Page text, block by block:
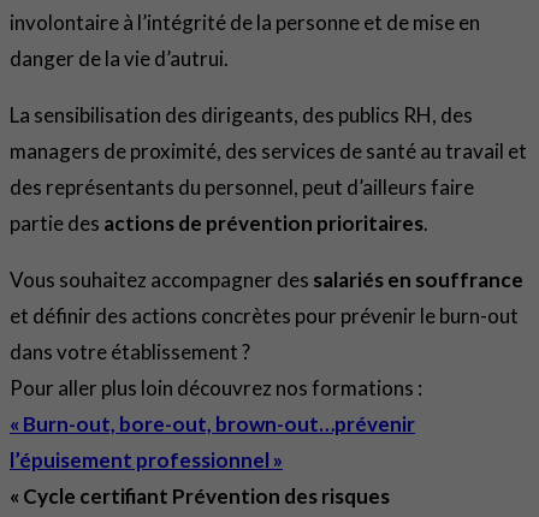
involontaire à l’intégrité de la personne et de mise en
danger de la vie d’autrui.
La sensibilisation des dirigeants, des publics RH, des
managers de proximité, des services de santé au travail et
des représentants du personnel, peut d’ailleurs faire
partie des actions de prévention prioritaires.
Vous souhaitez accompagner des salariés en souffrance
et définir des actions concrètes pour prévenir le burn-out
dans votre établissement ?
Pour aller plus loin découvrez nos formations :
« Burn-out, bore-out, brown-out…prévenir
l’épuisement professionnel »
« Cycle certifiant Prévention des risques